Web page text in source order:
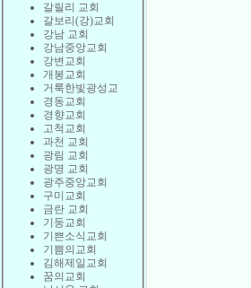
갈릴리 교회
갈보리(강)교회
강남 교회
강남중앙교회
강변교회
개봉교회
거룩한빛광성교
경동교회
경향교회
고척교회
과천 교회
광림 교회
광명 교회
광주중앙교회
구미교회
금란 교회
기둥교회
기쁜소식교회
기쁨의교회
김해제일교회
꿈의교회